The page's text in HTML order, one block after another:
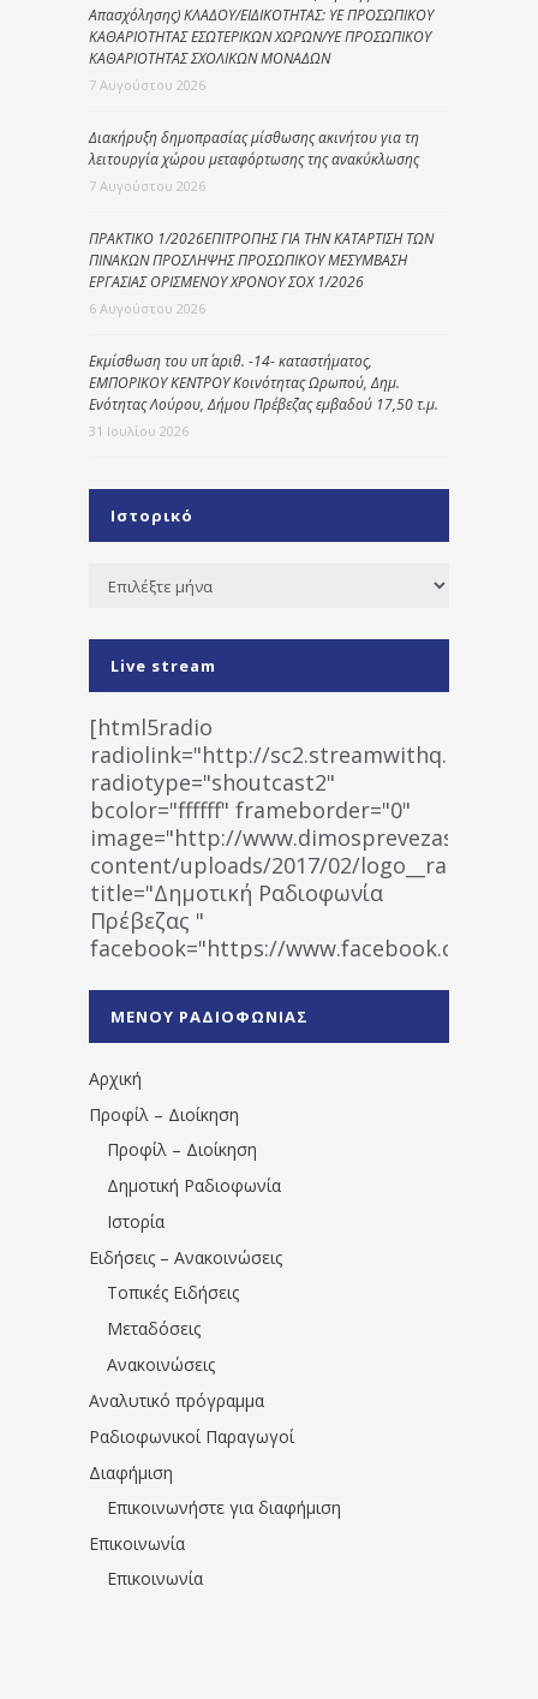
Απασχόλησης) ΚΛΑΔΟΥ/ΕΙΔΙΚΟΤΗΤΑΣ: ΥΕ ΠΡΟΣΩΠΙΚΟΥ
ΚΑΘΑΡΙΟΤΗΤΑΣ ΕΣΩΤΕΡΙΚΩΝ ΧΩΡΩΝ/ΥΕ ΠΡΟΣΩΠΙΚΟΥ
ΚΑΘΑΡΙΟΤΗΤΑΣ ΣΧΟΛΙΚΩΝ ΜΟΝΑΔΩΝ
7 Αυγούστου 2026
Διακήρυξη δημοπρασίας μίσθωσης ακινήτου για τη
λειτουργία χώρου μεταφόρτωσης της ανακύκλωσης
7 Αυγούστου 2026
ΠΡΑΚΤΙΚΟ 1/2026ΕΠΙΤΡΟΠΗΣ ΓΙΑ ΤΗΝ ΚΑΤΑΡΤΙΣΗ ΤΩΝ
ΠΙΝΑΚΩΝ ΠΡΟΣΛΗΨΗΣ ΠΡΟΣΩΠΙΚΟΥ ΜΕΣΥΜΒΑΣΗ
ΕΡΓΑΣΙΑΣ ΟΡΙΣΜΕΝΟΥ ΧΡΟΝΟΥ ΣΟΧ 1/2026
6 Αυγούστου 2026
Εκμίσθωση του υπ΄ αριθ. -14- καταστήματος,
ΕΜΠΟΡΙΚΟΥ ΚΕΝΤΡΟΥ Κοινότητας Ωρωπού, Δημ.
Ενότητας Λούρου, Δήμου Πρέβεζας εμβαδού 17,50 τ.μ.
31 Ιουλίου 2026
Ιστορικό
Ιστορικό
Live stream
[html5radio
radiolink="http://
radiotype="shoutcast2"
bcolor="ffffff" frameborder="0"
image="http://www.dimosprevezas.gr/wp-
content/uploads/2017/02/
title="Δημοτική Ραδιοφωνία
Πρέβεζας "
facebook="https://www.facebook.com/
1531194763766854/" artist="" ]
ΜΕΝΟΥ ΡΑΔΙΟΦΩΝΙΑΣ
Αρχική
Προφίλ – Διοίκηση
Προφίλ – Διοίκηση
Δημοτική Ραδιοφωνία
Ιστορία
Ειδήσεις – Ανακοινώσεις
Τοπικές Ειδήσεις
Μεταδόσεις
Ανακοινώσεις
Αναλυτικό πρόγραμμα
Ραδιοφωνικοί Παραγωγοί
Διαφήμιση
Επικοινωνήστε για διαφήμιση
Επικοινωνία
Επικοινωνία